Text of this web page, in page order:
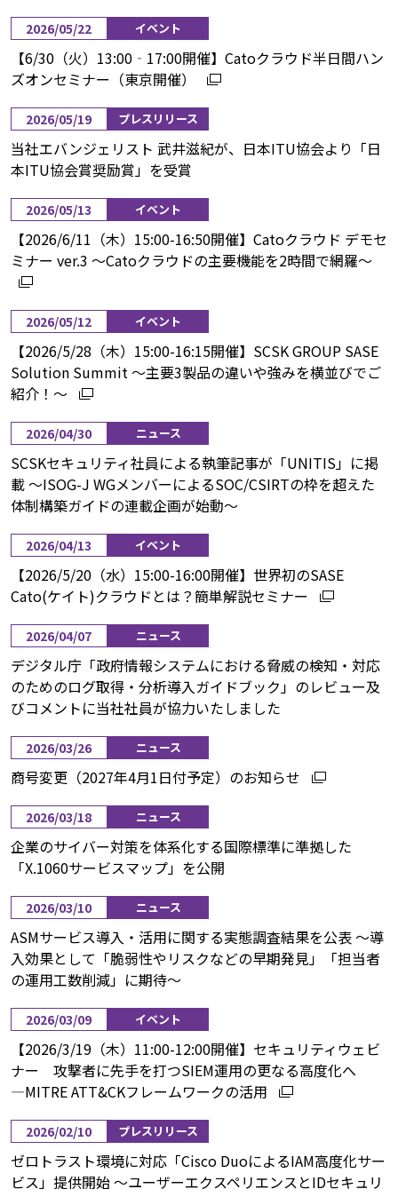
2026/05/22 イベント
【6/30（火）13:00‐17:00開催】Catoクラウド半日間ハン
ズオンセミナー（東京開催）
2026/05/19 プレスリリース
当社エバンジェリスト 武井滋紀が、日本ITU協会より「日
本ITU協会賞奨励賞」を受賞
2026/05/13 イベント
【2026/6/11（木）15:00-16:50開催】Catoクラウド デモセ
ミナー ver.3 ～Catoクラウドの主要機能を2時間で網羅～
2026/05/12 イベント
【2026/5/28（木）15:00-16:15開催】SCSK GROUP SASE
Solution Summit ～主要3製品の違いや強みを横並びでご
紹介！～
2026/04/30 ニュース
SCSKセキュリティ社員による執筆記事が「UNITIS」に掲
載 〜ISOG-J WGメンバーによるSOC/CSIRTの枠を超えた
体制構築ガイドの連載企画が始動〜
2026/04/13 イベント
【2026/5/20（水）15:00-16:00開催】世界初のSASE
Cato(ケイト)クラウドとは？簡単解説セミナー
2026/04/07 ニュース
デジタル庁「政府情報システムにおける脅威の検知・対応
のためのログ取得・分析導入ガイドブック」のレビュー及
びコメントに当社社員が協力いたしました
2026/03/26 ニュース
商号変更（2027年4月1日付予定）のお知らせ
2026/03/18 ニュース
企業のサイバー対策を体系化する国際標準に準拠した
「X.1060サービスマップ」を公開
2026/03/10 ニュース
ASMサービス導入・活用に関する実態調査結果を公表 ～導
入効果として「脆弱性やリスクなどの早期発見」「担当者
の運用工数削減」に期待～
2026/03/09 イベント
【2026/3/19（木）11:00-12:00開催】セキュリティウェビ
ナー 攻撃者に先手を打つSIEM運用の更なる高度化へ
―MITRE ATT&CKフレームワークの活用
2026/02/10 プレスリリース
ゼロトラスト環境に対応「Cisco DuoによるIAM高度化サー
ビス」提供開始 ～ユーザーエクスペリエンスとIDセキュリ